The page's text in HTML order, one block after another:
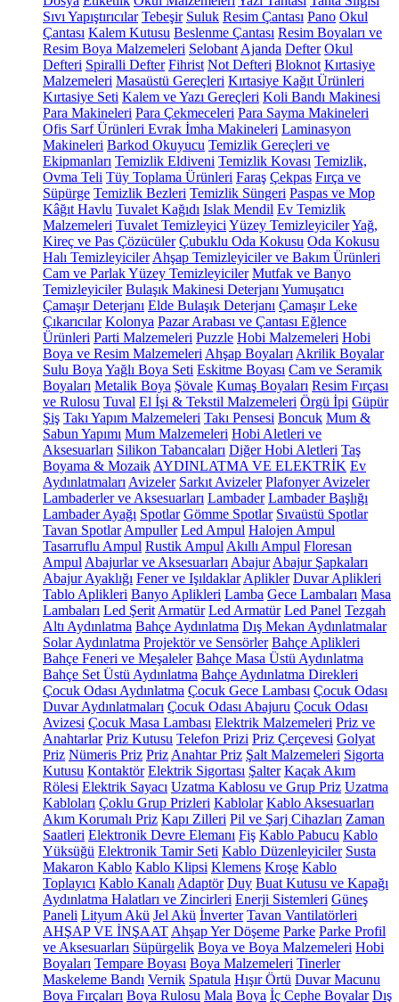
Sıvı Yapıştırıcılar Tebeşir Suluk Resim Çantası Pano Okul
Çantası Kalem Kutusu Beslenme Çantası Resim Boyaları ve
Resim Boya Malzemeleri Selobant Ajanda Defter Okul
Defteri Spiralli Defter Fihrist Not Defteri Bloknot Kırtasiye
Malzemeleri Masaüstü Gereçleri Kırtasiye Kağıt Ürünleri
Kırtasiye Seti Kalem ve Yazı Gereçleri Koli Bandı Makinesi
Para Makineleri Para Çekmeceleri Para Sayma Makineleri
Ofis Sarf Ürünleri Evrak İmha Makineleri Laminasyon
Makineleri Barkod Okuyucu Temizlik Gereçleri ve
Ekipmanları Temizlik Eldiveni Temizlik Kovası Temizlik,
Ovma Teli Tüy Toplama Ürünleri Faraş Çekpas Fırça ve
Süpürge Temizlik Bezleri Temizlik Süngeri Paspas ve Mop
Kâğıt Havlu Tuvalet Kağıdı Islak Mendil Ev Temizlik
Malzemeleri Tuvalet Temizleyici Yüzey TemizleyicilerYağ,
Kireç ve Pas Çözücüler Çubuklu Oda Kokusu Oda Kokusu
Halı Temizleyiciler Ahşap Temizleyiciler ve Bakım Ürünleri
Cam ve Parlak Yüzey Temizleyiciler Mutfak ve Banyo
Temizleyiciler Bulaşık Makinesi Deterjanı Yumuşatıcı
Çamaşır Deterjanı Elde Bulaşık Deterjanı Çamaşır Leke
Çıkarıcılar Kolonya Pazar Arabası ve Çantası Eğlence
Ürünleri Parti Malzemeleri Puzzle Hobi Malzemeleri Hobi
Boya ve Resim Malzemeleri Ahşap Boyaları Akrilik Boyalar
Sulu Boya Yağlı Boya Seti Eskitme Boyası Cam ve Seramik
Boyaları Metalik Boya Şövale Kumaş Boyaları Resim Fırçası
ve Rulosu Tuval El İşi & Tekstil Malzemeleri Örgü İpi Güpür
Şiş Takı Yapım Malzemeleri Takı Pensesi Boncuk Mum &
Sabun Yapımı Mum Malzemeleri Hobi Aletleri ve
Aksesuarları Silikon Tabancaları Diğer Hobi Aletleri Taş
Boyama & Mozaik AYDINLATMA VE ELEKTRİK Ev
Aydınlatmaları Avizeler Sarkıt Avizeler Plafonyer Avizeler
Lambaderler ve Aksesuarları Lambader Lambader Başlığı
Lambader Ayağı Spotlar Gömme Spotlar Sıvaüstü Spotlar
Tavan Spotlar Ampuller Led Ampul Halojen Ampul
Tasarruflu Ampul Rustik Ampul Akıllı Ampul Floresan
Ampul Abajurlar ve Aksesuarları Abajur Abajur Şapkaları
Abajur Ayaklığı Fener ve Işıldaklar Aplikler Duvar Aplikleri
Tablo Aplikleri Banyo Aplikleri Lamba Gece Lambaları Masa
Lambaları Led Şerit Armatür Led Armatür Led Panel Tezgah
Altı Aydınlatma Bahçe Aydınlatma Dış Mekan Aydınlatmalar
Solar Aydınlatma Projektör ve Sensörler Bahçe Aplikleri
Bahçe Feneri ve Meşaleler Bahçe Masa Üstü Aydınlatma
Bahçe Set Üstü Aydınlatma Bahçe Aydınlatma Direkleri
Çocuk Odası Aydınlatma Çocuk Gece Lambası Çocuk Odası
Duvar Aydınlatmaları Çocuk Odası Abajuru Çocuk Odası
Avizesi Çocuk Masa Lambası Elektrik Malzemeleri Priz ve
Anahtarlar Priz Kutusu Telefon Prizi Priz Çerçevesi Golyat
Priz Nümeris Priz Priz Anahtar Priz Şalt Malzemeleri Sigorta
Kutusu Kontaktör Elektrik Sigortası Şalter Kaçak Akım
Rölesi Elektrik Sayacı Uzatma Kablosu ve Grup Priz Uzatma
Kabloları Çoklu Grup Prizleri Kablolar Kablo Aksesuarları
Akım Korumalı Priz Kapı Zilleri Pil ve Şarj Cihazları Zaman
Saatleri Elektronik Devre Elemanı Fiş Kablo Pabucu Kablo
Yüksüğü Elektronik Tamir Seti Kablo Düzenleyiciler Susta
Makaron Kablo Kablo Klipsi Klemens Kroşe Kablo
Toplayıcı Kablo Kanalı Adaptör Duy Buat Kutusu ve Kapağı
Aydınlatma Halatları ve Zincirleri Enerji Sistemleri Güneş
Paneli Lityum Akü Jel Akü İnverter Tavan Vantilatörleri
AHŞAP VE İNŞAAT Ahşap Yer Döşeme Parke Parke Profil
ve Aksesuarları Süpürgelik Boya ve Boya Malzemeleri Hobi
Boyaları Tempare Boyası Boya Malzemeleri Tinerler
Maskeleme Bandı Vernik Spatula Hışır Örtü Duvar Macunu
Boya Fırçaları Boya Rulosu Mala Boya İç Cephe Boyalar Dış